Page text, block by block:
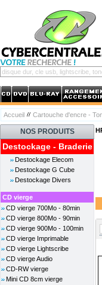
Accueil Cartouche d'encre -
NOS PRODUITS
Destockage - Braderie
Destockage Elecom
Destockage G Cube
Destockage Divers
CD vierge
CD vierge 700Mo - 80min
CD vierge 800Mo - 90min
CD vierge 900Mo - 100min
CD vierge Imprimable
CD vierge Lightscribe
CD vierge Audio
CD-RW vierge
Mini CD 8cm vierge